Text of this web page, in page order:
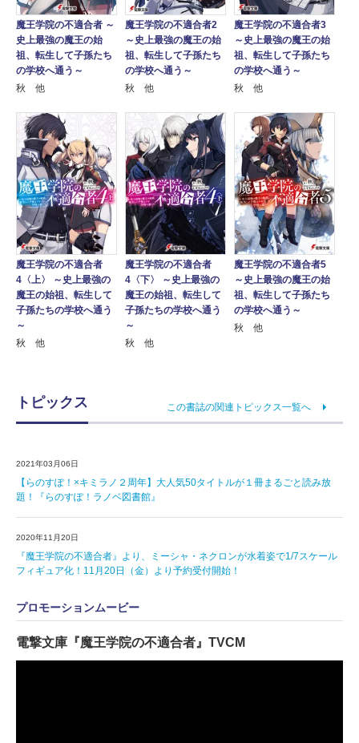
魔王学院の不適合者 ～
史上最強の魔王の始
祖、転生して子孫たち
の学校へ通う～
秋 他
魔王学院の不適合者2
～史上最強の魔王の始
祖、転生して子孫たち
の学校へ通う～
秋 他
魔王学院の不適合者3
～史上最強の魔王の始
祖、転生して子孫たち
の学校へ通う～
秋 他
魔王学院の不適合者
4〈上〉 ～史上最強の
魔王の始祖、転生して
子孫たちの学校へ通う
～
秋 他
魔王学院の不適合者
4〈下〉 ～史上最強の
魔王の始祖、転生して
子孫たちの学校へ通う
～
秋 他
魔王学院の不適合者5
～史上最強の魔王の始
祖、転生して子孫たち
の学校へ通う～
秋 他
トピックス この書誌の関連トピックス一覧へ
2021年03月06日
【らのすぽ！×キミラノ２周年】大人気50タイトルが１冊まるごと読み放
題！『らのすぽ！ラノベ図書館』
2020年11月20日
『魔王学院の不適合者』より、ミーシャ・ネクロンが水着姿で1/7スケール
フィギュア化！11月20日（金）より予約受付開始！
プロモーションムービー
電撃文庫『魔王学院の不適合者』TVCM